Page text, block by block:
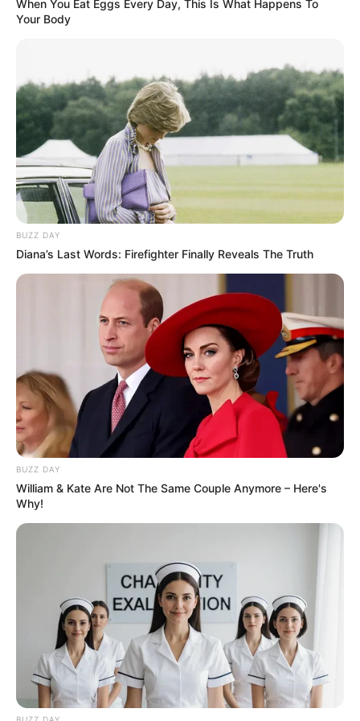
χαμηλότερη ανεργία των τελευταίων 17
ετών, και η χώρα μας έχει πλέον χαμηλότερη
pic.twitter.com/9V3HJGJ9AN
— Niki Kerameus (@nkerameus)May 30, 2025
Τελευταία νέα
Εθνικό Κέντρο Αιμοδοσίας: Η προσφορά
διαρκή θετική συνειδητή επιλογή
Χαλκίδα: Διασώθηκε 30χρονη μετά από
πτώση από την υψηλή γέφυρα –
Μεταφέρθηκε στο νοσοκομείο
Αριστοτέλης Δαμίγος: Σε κλίμα βαθιάς
οδύνης η αποτέφρωση του συντονιστή
που έχασε τη ζωή του στη σύγκρουση
των ελικοπτέρων στην Ψάθα
Γιατί δεν υπήρχαν μικροσκοπικοί
έρευνες
Δείτε όλες τις τελευταίεςΕιδήσεις
τον Κόσμο, τη στιγμή που συμβαίνουν, στοNewstok.gr
When You Eat Eggs Every Day, This Is What Happens To
Your Body
BUZZ DAY
Diana’s Last Words: Firefighter Finally Reveals The Truth
BUZZ DAY
William & Kate Are Not The Same Couple Anymore – Here's
Why!